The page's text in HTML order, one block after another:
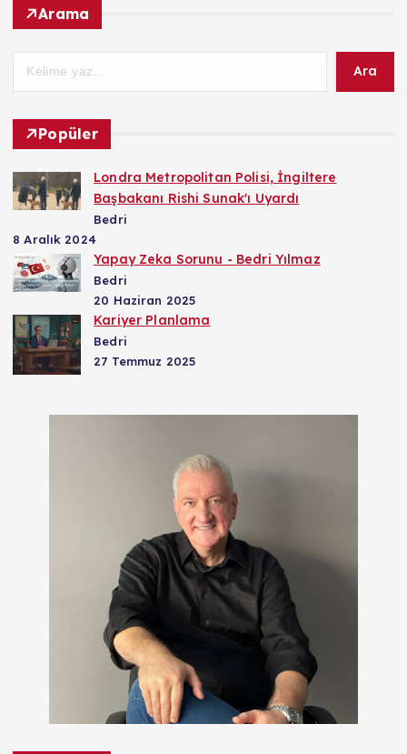
Arama
Ara
Popüler
Londra Metropolitan Polisi, İngiltere
Başbakanı Rishi Sunak'ı Uyardı
Bedri
8 Aralık 2024
Yapay Zeka Sorunu - Bedri Yılmaz
Bedri
20 Haziran 2025
Kariyer Planlama
Bedri
27 Temmuz 2025